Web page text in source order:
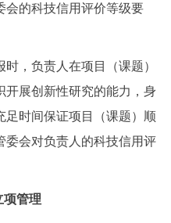
会的科技信用评价等级要
，负责人在项目（课题）
开展创新性研究的能力，身
足时间保证项目（课题）顺
委会对负责人的科技信用评
项管理